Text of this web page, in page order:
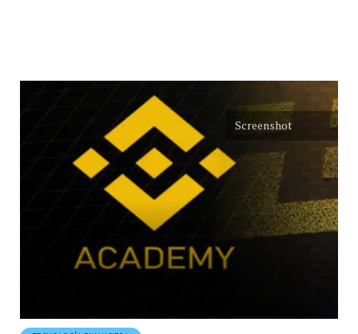
Screenshot
TECNOLOGÍA FINANCIERA